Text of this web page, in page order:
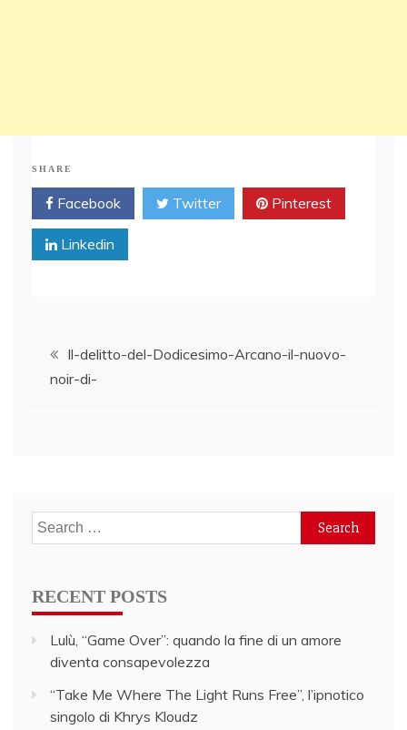
SHARE
Facebook Twitter Pinterest
Linkedin
PostIl-delitto-del-Dodicesimo-Arcano-il-nuovo-
noir-di-
Search
for:
RECENT POSTS
Lulù, “Game Over”: quando la fine di un amore
diventa consapevolezza
“Take Me Where The Light Runs Free”, l’ipnotico
singolo di Khrys Kloudz